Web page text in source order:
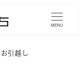
MENU
お引越し